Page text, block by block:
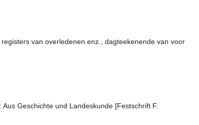
van overledenen enz., dagteekenende van voor
Geschichte und Landeskunde [Festschrift F.